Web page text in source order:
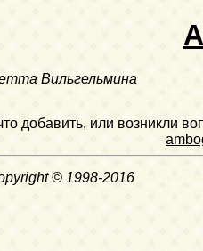
Вильгельмина
добавить, или возникли
© 1998-2016